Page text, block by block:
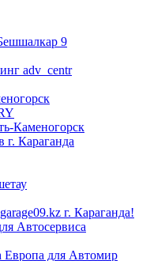
9
adv_centr
Каменогорск
г. Караганда
г. Караганда!
Автосервиса
Европа для Автомир